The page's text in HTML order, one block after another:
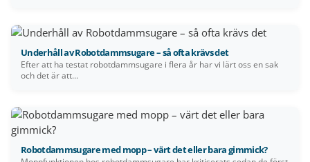
Underhåll av Robotdammsugare – så ofta krävs det
Efter att ha testat robotdammsugare i flera år har vi lärt oss en sak
och det är att...
Robotdammsugare med mopp – värt det eller bara gimmick?